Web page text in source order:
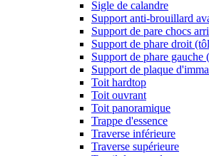
Sigle de calandre
Support anti-brouillard
Support de pare chocs
Support de phare droit
Support de phare gauche
Support de plaque
Toit hardtop
Toit ouvrant
Toit panoramique
Trappe d'essence
Traverse inférieure
Traverse supérieure